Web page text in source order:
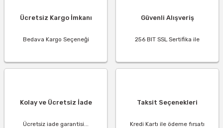
Ücretsiz Kargo İmkanı
Bedava Kargo Seçeneği
Güvenli Alışveriş
256 BIT SSL Sertifika ile
Kolay ve Ücretsiz İade
Ücretsiz iade garantisi...
Taksit Seçenekleri
Kredi Kartı ile ödeme fırsatı